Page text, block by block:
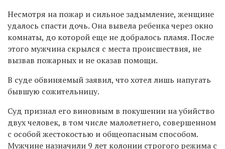
Несмотря на пожар и сильное задымление, женщине
удалось спасти дочь. Она вывела ребенка через окно
комнаты, до которой еще не добралось пламя. После
этого мужчина скрылся с места происшествия, не
вызвав пожарных и не оказав помощи.
В суде обвиняемый заявил, что хотел лишь напугать
бывшую сожительницу.
Суд признал его виновным в покушении на убийство
двух человек, в том числе малолетнего, совершенном
с особой жестокостью и общеопасным способом.
Мужчине назначили 9 лет колонии строгого режима с